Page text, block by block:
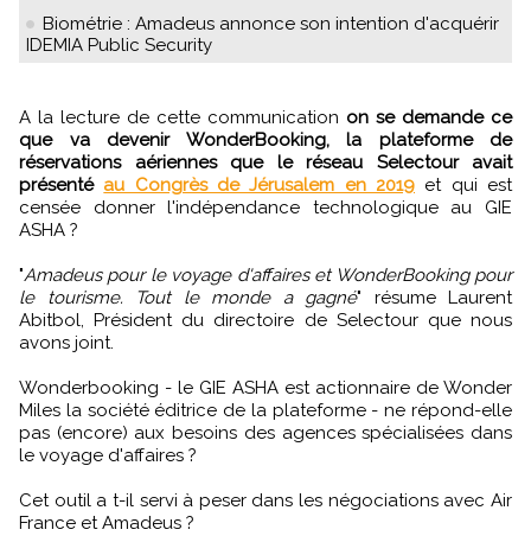
Biométrie : Amadeus annonce son intention d'acquérir
IDEMIA Public Security
A la lecture de cette communication on se demande ce
que va devenir WonderBooking, la plateforme de
réservations aériennes que le réseau Selectour avait
présenté au Congrès de Jérusalem en 2019 et qui est
censée donner l'indépendance technologique au GIE
ASHA ?
"Amadeus pour le voyage d'affaires et WonderBooking pour
le tourisme. Tout le monde a gagné" résume Laurent
Abitbol, Président du directoire de Selectour que nous
avons joint.
Wonderbooking - le GIE ASHA est actionnaire de Wonder
Miles la société éditrice de la plateforme - ne répond-elle
pas (encore) aux besoins des agences spécialisées dans
le voyage d'affaires ?
Cet outil a t-il servi à peser dans les négociations avec Air
France et Amadeus ?